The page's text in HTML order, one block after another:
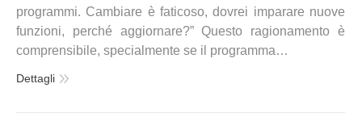
programmi. Cambiare è faticoso, dovrei imparare nuove
funzioni, perché aggiornare?” Questo ragionamento è
comprensibile, specialmente se il programma…
Dettagli